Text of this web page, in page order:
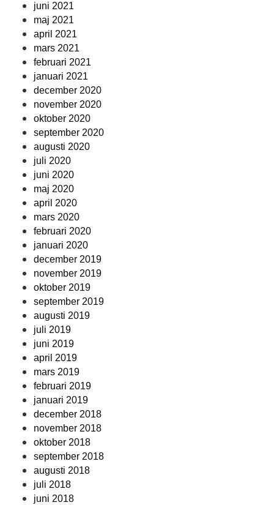
juni 2021
maj 2021
april 2021
mars 2021
februari 2021
januari 2021
december 2020
november 2020
oktober 2020
september 2020
augusti 2020
juli 2020
juni 2020
maj 2020
april 2020
mars 2020
februari 2020
januari 2020
december 2019
november 2019
oktober 2019
september 2019
augusti 2019
juli 2019
juni 2019
april 2019
mars 2019
februari 2019
januari 2019
december 2018
november 2018
oktober 2018
september 2018
augusti 2018
juli 2018
juni 2018